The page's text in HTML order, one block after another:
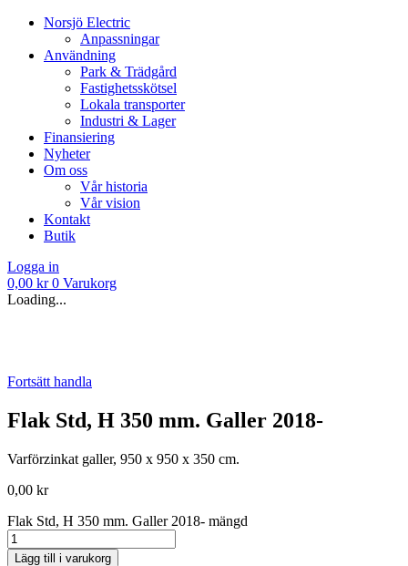
Norsjö Electric
Anpassningar
Användning
Park & Trädgård
Fastighetsskötsel
Lokala transporter
Industri & Lager
Finansiering
Nyheter
Om oss
Vår historia
Vår vision
Kontakt
Butik
Logga in
0,00 kr 0 Varukorg
Loading...
Fortsätt handla
Flak Std, H 350 mm. Galler 2018-
Varförzinkat galler, 950 x 950 x 350 cm.
0,00 kr
Flak Std, H 350 mm. Galler 2018- mängd
Lägg till i varukorg